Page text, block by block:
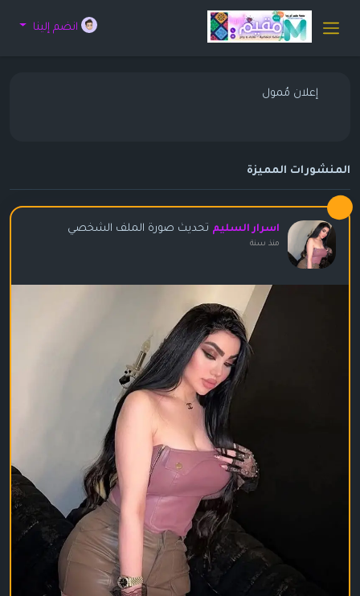
انضم إلينا
إعلان مُمول
المنشورات المميزة
اسرار السليم تحديث صورة الملف الشخصي
منذ سنة